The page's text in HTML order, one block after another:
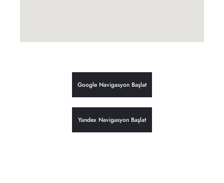
Google Navigasyon Başlat
Yandex Navigasyon Başlat